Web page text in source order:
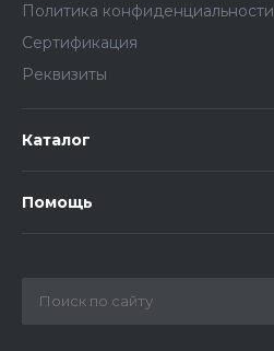
Политика конфиденциальности
Сертификация
Реквизиты
Каталог
Помощь